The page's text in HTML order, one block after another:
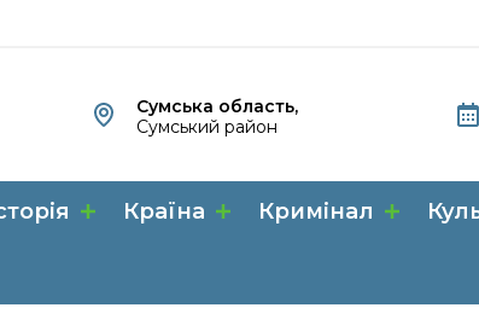
Сумська область,
Сумський район
Країна Кримінал